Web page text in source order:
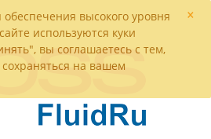
×
обеспечения высокого уровня
используются куки
вы соглашаетесь с тем,
сохраняться на вашем